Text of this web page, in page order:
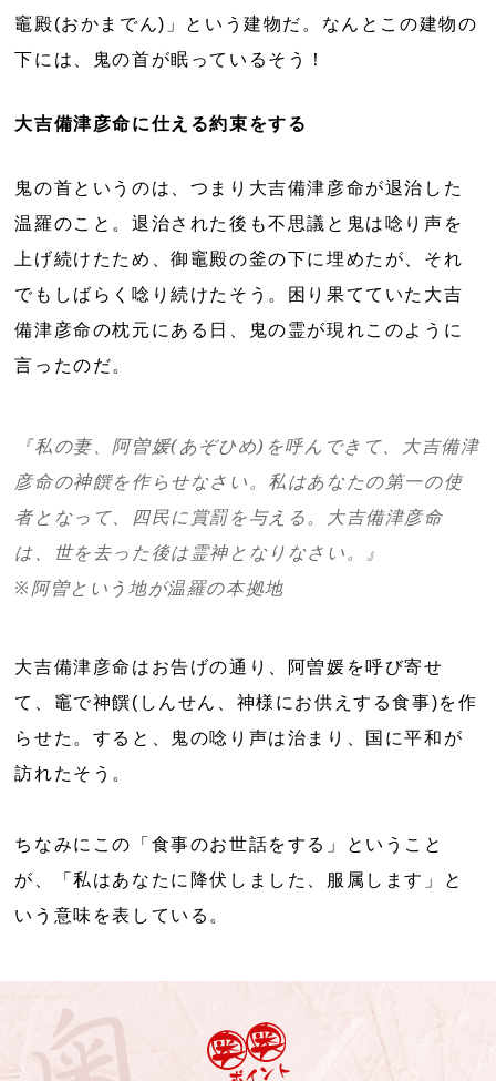
竈殿(おかまでん)」という建物だ。なんとこの建物の
下には、鬼の首が眠っているそう！
大吉備津彦命に仕える約束をする
鬼の首というのは、つまり大吉備津彦命が退治した
温羅のこと。退治された後も不思議と鬼は唸り声を
上げ続けたため、御竈殿の釜の下に埋めたが、それ
でもしばらく唸り続けたそう。困り果てていた大吉
備津彦命の枕元にある日、鬼の霊が現れこのように
言ったのだ。
『私の妻、阿曽媛(あぞひめ)を呼んできて、大吉備津
彦命の神饌を作らせなさい。私はあなたの第一の使
者となって、四民に賞罰を与える。大吉備津彦命
は、世を去った後は霊神となりなさい。』
※阿曽という地が温羅の本拠地
大吉備津彦命はお告げの通り、阿曽媛を呼び寄せ
て、竈で神饌(しんせん、神様にお供えする食事)を作
らせた。すると、鬼の唸り声は治まり、国に平和が
訪れたそう。
ちなみにこの「食事のお世話をする」ということ
が、「私はあなたに降伏しました、服属します」と
いう意味を表している。